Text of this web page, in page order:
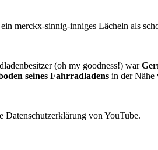
merckx-sinnig-inniges Lächeln als
(oh my goodness!) war
seines Fahrradladens in der Nähe
Datenschutzerklärung von YouTube.